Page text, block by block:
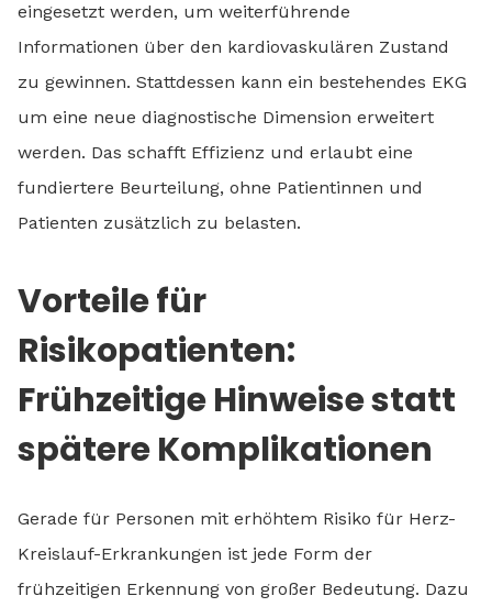
eingesetzt werden, um weiterführende
Informationen über den kardiovaskulären Zustand
zu gewinnen. Stattdessen kann ein bestehendes EKG
um eine neue diagnostische Dimension erweitert
werden. Das schafft Effizienz und erlaubt eine
fundiertere Beurteilung, ohne Patientinnen und
Patienten zusätzlich zu belasten.
Vorteile für
Risikopatienten:
Frühzeitige Hinweise statt
spätere Komplikationen
Gerade für Personen mit erhöhtem Risiko für Herz-
Kreislauf-Erkrankungen ist jede Form der
frühzeitigen Erkennung von großer Bedeutung. Dazu